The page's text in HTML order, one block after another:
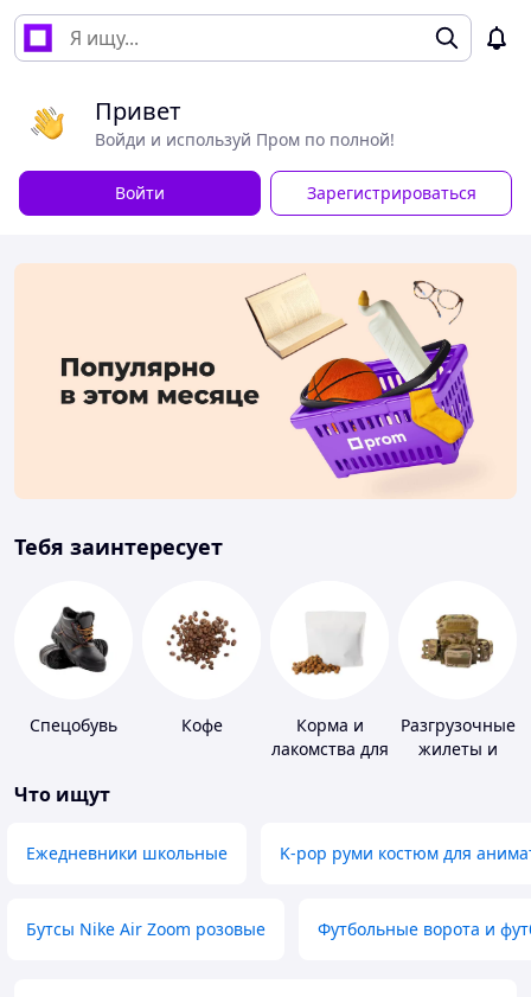
Привет
Войди и используй Пром по полной!
Войти Зарегистрироваться
Тебя заинтересует
Спецобувь Кофе
Корма и
лакомства для
Разгрузочные
жилеты и
Что ищут
Ежедневники школьные K-pop руми костюм для
Бутсы Nike Air Zoom розовые Футбольные ворота и